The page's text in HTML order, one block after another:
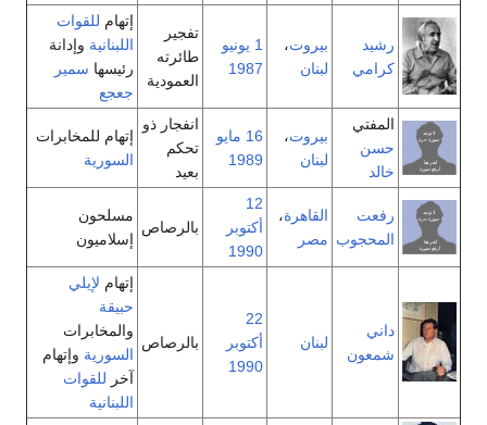
رشيد
كرامي
بيروت،
لبنان
1 يونيو
1987
تفجير
طائرته
العمودية
إتهام للقوات
اللبنانية وإدانة
رئيسها سمير
جعجع
المفتي
حسن
خالد
بيروت،
لبنان
16 مايو
1989
انفجار ذو
تحكم
بعيد
إتهام للمخابرات
السورية
رفعت
المحجوب
القاهرة،
مصر
12
أكتوبر
1990
بالرصاص
مسلحون
إسلاميون
داني
شمعون
لبنان
22
أكتوبر
1990
بالرصاص
إتهام لإيلي
حبيقة
والمخابرات
السورية وإتهام
آخر للقوات
اللبنانية